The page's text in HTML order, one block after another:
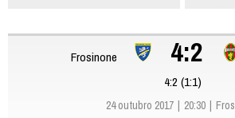
Frosinone 4:2
4:2 (1:1)
24 outubro 2017 20:30